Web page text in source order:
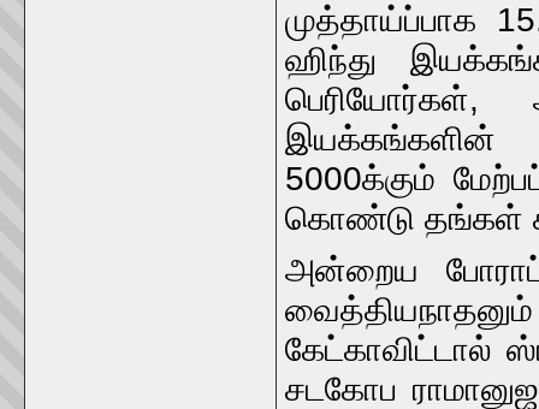
முத்தாய்ப்பாக
ஹிந்து
பெரியோர்கள்,
5000க்கும்
கொண்டு தங்கள்
அன்றைய
கேட்காவிட்டால்
சடகோப